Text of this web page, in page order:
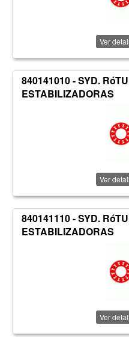
Ver
840141010 - SYD.
ESTABILIZADORAS
Ver
840141110 - SYD.
ESTABILIZADORAS
Ver